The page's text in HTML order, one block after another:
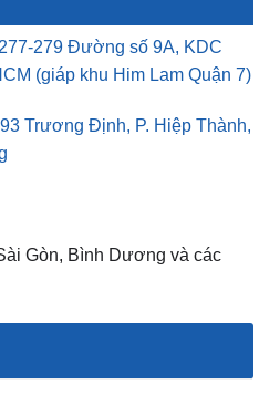
277-279 Đường số 9A, KDC
(giáp khu Him Lam Quận 7)
93 Trương Định, P. Hiệp Thành,
Gòn, Bình Dương và các